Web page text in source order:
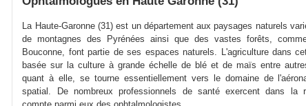
La Haute-Garonne (31) est un département aux paysages naturels
de montagnes des Pyrénées ainsi que des vastes forêts,
Bouconne, font partie de ses espaces naturels. L'agriculture dans
basée sur la culture à grande échelle de blé et de maïs entre
quant à elle, se tourne essentiellement vers le domaine de
spatial. De nombreux professionnels de santé exercent dans la